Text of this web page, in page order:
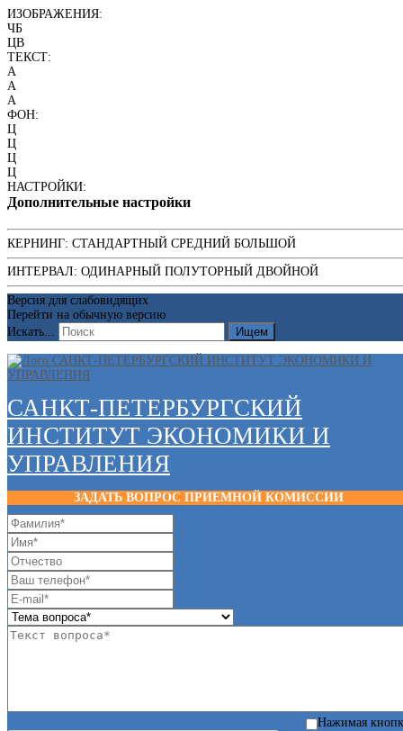
ИЗОБРАЖЕНИЯ:
ЧБ
ЦВ
ТЕКСТ:
A
A
A
ФОН:
Ц
Ц
Ц
Ц
НАСТРОЙКИ:
Дополнительные настройки
КЕРНИНГ: СТАНДАРТНЫЙ СРЕДНИЙ БОЛЬШОЙ
ИНТЕРВАЛ: ОДИНАРНЫЙ ПОЛУТОРНЫЙ ДВОЙНОЙ
Версия для слабовидящих
Перейти на обычную версию
Искать...
Ищем
САНКТ-ПЕТЕРБУРГСКИЙ
ИНСТИТУТ ЭКОНОМИКИ И
УПРАВЛЕНИЯ
ЗАДАТЬ ВОПРОС ПРИЕМНОЙ КОМИССИИ
Нажимая